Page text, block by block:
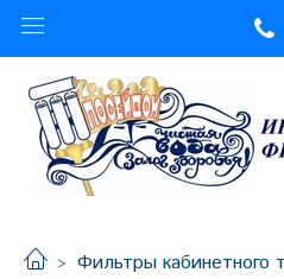
Фильтры кабинетного